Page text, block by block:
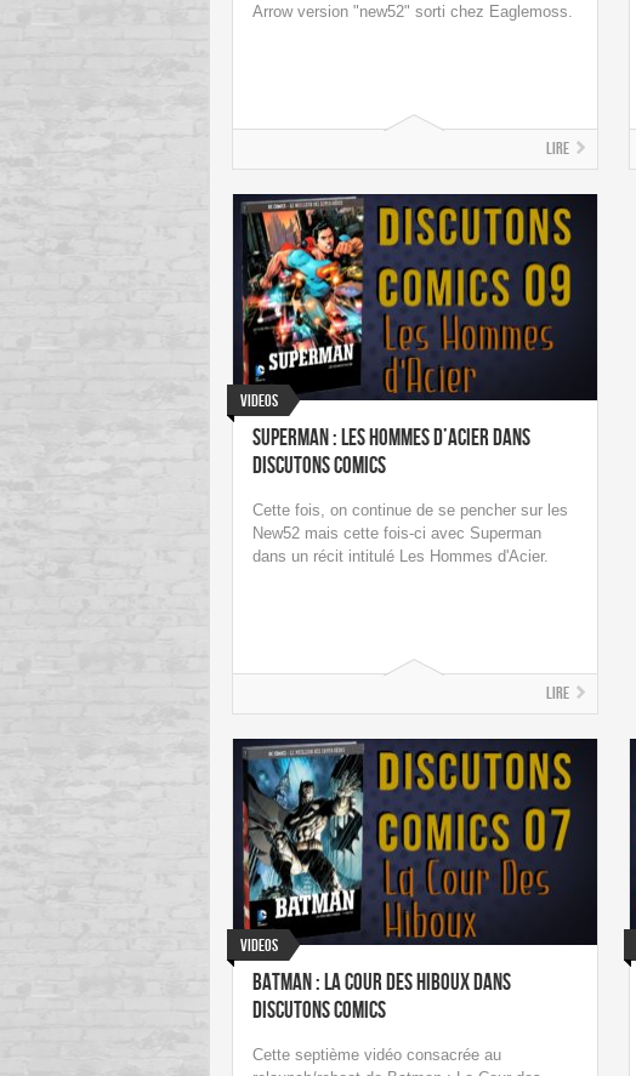
Arrow version "new52" sorti chez Eaglemoss.
Lire
Videos
Superman : Les Hommes d’Acier dans
Discutons Comics
Cette fois, on continue de se pencher sur les
New52 mais cette fois-ci avec Superman
dans un récit intitulé Les Hommes d'Acier.
Lire
Videos
Batman : La Cour des Hiboux dans
Discutons Comics
Cette septième vidéo consacrée au